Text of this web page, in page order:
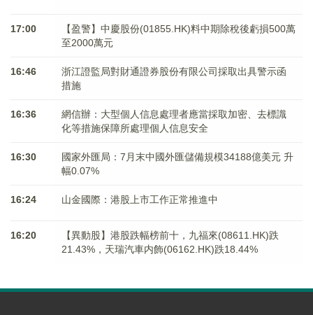
17:00
【盈警】中慶股份(01855.HK)料中期除稅後虧損500萬
至2000萬元
16:46
浙江證監局對財通證券股份有限公司採取出具警示函
措施
16:36
網信辦：大型個人信息處理者應當採取加密、去標識
化等措施保障所處理個人信息安全
16:30
國家外匯局：7月末中國外匯儲備規模34188億美元 升
幅0.07%
16:24 山金國際：港股上市工作正常推進中
16:20
【異動股】港股跌幅榜前十，九福來(08611.HK)跌
21.43%，天瑞汽車内飾(06162.HK)跌18.44%